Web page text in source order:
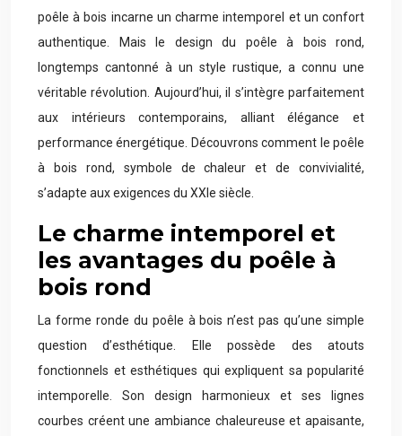
poêle à bois incarne un charme intemporel et un confort
authentique. Mais le design du poêle à bois rond,
longtemps cantonné à un style rustique, a connu une
véritable révolution. Aujourd’hui, il s’intègre parfaitement
aux intérieurs contemporains, alliant élégance et
performance énergétique. Découvrons comment le poêle
à bois rond, symbole de chaleur et de convivialité,
s’adapte aux exigences du XXIe siècle.
Le charme intemporel et
les avantages du poêle à
bois rond
La forme ronde du poêle à bois n’est pas qu’une simple
question d’esthétique. Elle possède des atouts
fonctionnels et esthétiques qui expliquent sa popularité
intemporelle. Son design harmonieux et ses lignes
courbes créent une ambiance chaleureuse et apaisante,